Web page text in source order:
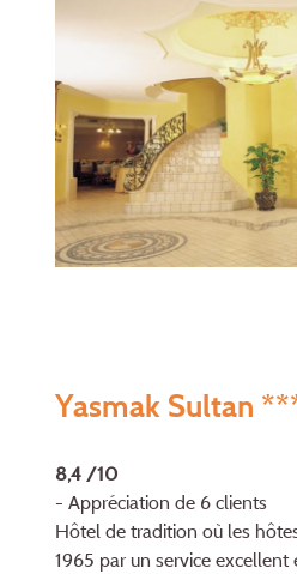
Yasmak Sultan
8,4 /10
- Appréciation de 6 clients
Hôtel de tradition où les
1965 par un service excellent